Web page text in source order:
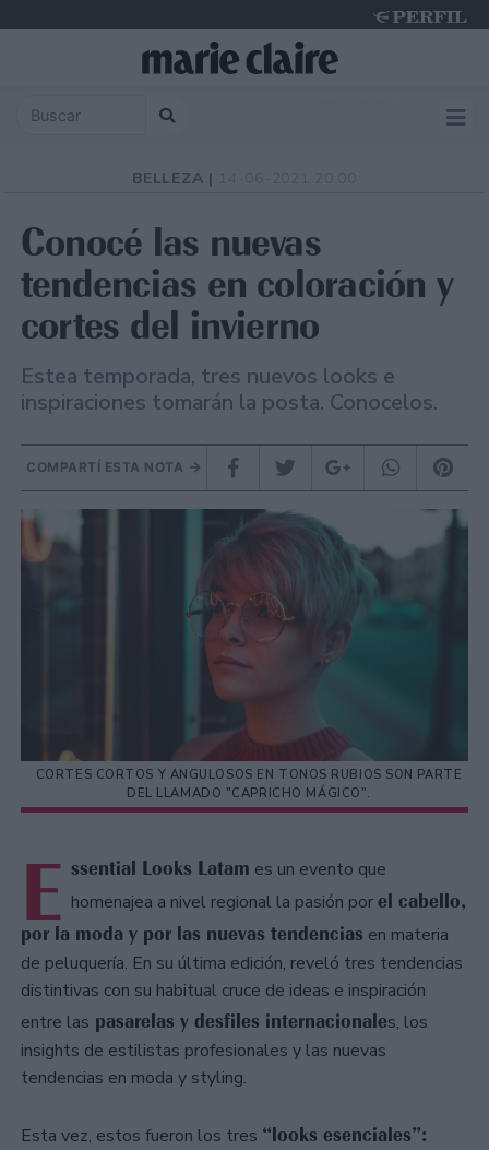
BELLEZA |
Conocé las nuevas
tendencias en coloración y
cortes del invierno
Estea temporada, tres nuevos looks e
inspiraciones tomarán la posta. Conocelos.
COMPARTÍ ESTA NOTA
CORTES CORTOS Y ANGULOSOS EN TONOS RUBIOS SON PARTE
DEL LLAMADO "CAPRICHO MÁGICO".
E ssential Looks Latam es un evento que
homenajea a nivel regional la pasión porel cabello,
por la moda y por las nuevas tendencias en materia
de peluquería. En su última edición, reveló tres tendencias
distintivas con su habitual cruce de ideas e inspiración
entre las pasarelas y desfiles internacionales, los
insights de estilistas profesionales y las nuevas
tendencias en moda y styling.
Esta vez, estos fueron los tres “looks esenciales”: